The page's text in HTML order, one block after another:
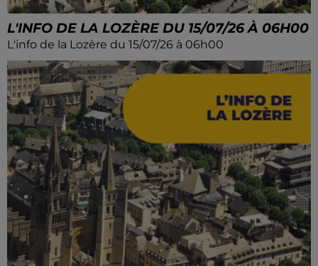
L'INFO DE LA LOZÈRE DU 15/07/26 À 06H00
L'info de la Lozère du 15/07/26 à 06h00